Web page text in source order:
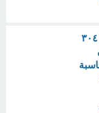
مع عصام ٥٠٠ ريال، أنفق منها ٣٠٤
حاسبة